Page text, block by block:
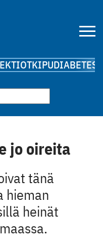
KIPUDIABETES
jo oireita
tänä
hieman
heinät